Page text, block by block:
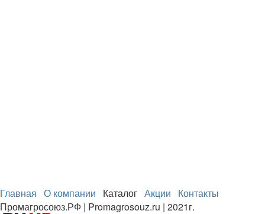
Главная О компании Каталог Акции
Контакты
Промагросоюз.РФ | Promagrosouz.ru | 2021г.